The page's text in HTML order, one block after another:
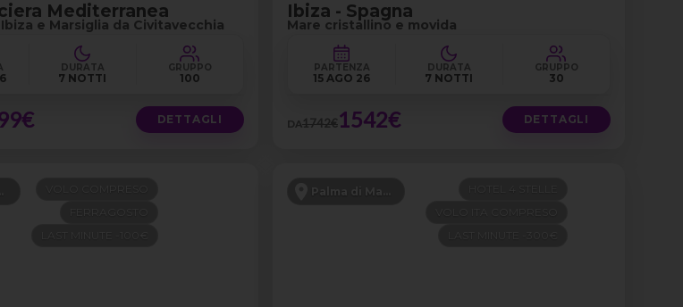
Mediterranea
e Marsiglia da Civitavecchia
DURATA
7 NOTTI
GRUPPO
100
DETTAGLI
Ibiza - Spagna
Mare cristallino e movida
PARTENZA
15 AGO 26
DURATA
7 NOTTI
GRUPPO
30
DA1742€1542€ DETTAGLI
Palma di Maiorca